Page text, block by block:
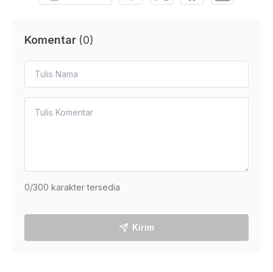
Komentar (0)
0/300 karakter tersedia
Kirim